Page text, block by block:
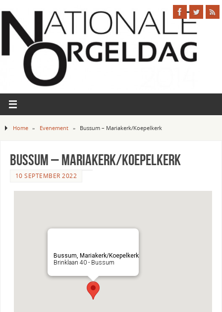
Home » Evenement » Bussum – Mariakerk/Koepelkerk
Bussum – Mariakerk/Koepelkerk
10 SEPTEMBER 2022
Bussum, Mariakerk/Koepelkerk
Brinklaan 40 - Bussum